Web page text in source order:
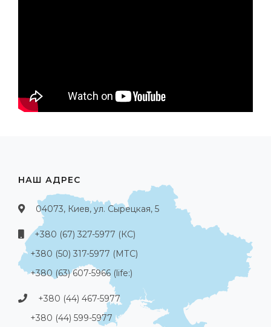
НАШ АДРЕС
04073, Киев, ул. Сырецкая, 5
+380 (67) 327-5977 (КС)
+380 (50) 317-5977 (МТС)
+380 (63) 607-5966 (life:)
+380 (44) 467-5977
+380 (44) 599-5977